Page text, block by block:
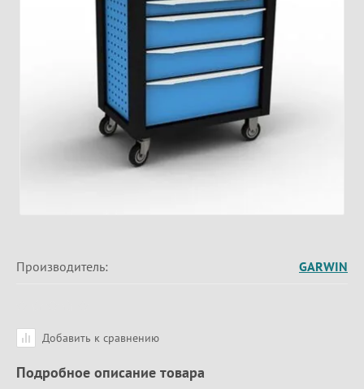
Производитель: GARWIN
Добавить к сравнению
Подробное описание товара